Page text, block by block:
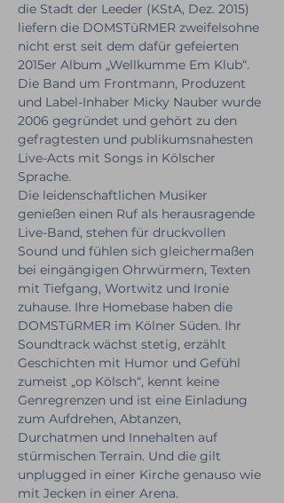
die Stadt der Leeder (KStA, Dez. 2015)
liefern die DOMSTüRMER zweifelsohne
nicht erst seit dem dafür gefeierten
2015er Album „Wellkumme Em Klub“.
Die Band um Frontmann, Produzent
und Label-Inhaber Micky Nauber wurde
2006 gegründet und gehört zu den
gefragtesten und publikumsnahesten
Live-Acts mit Songs in Kölscher
Sprache.
Die leidenschaftlichen Musiker
genießen einen Ruf als herausragende
Live-Band, stehen für druckvollen
Sound und fühlen sich gleichermaßen
bei eingängigen Ohrwürmern, Texten
mit Tiefgang, Wortwitz und Ironie
zuhause. Ihre Homebase haben die
DOMSTüRMER im Kölner Süden. Ihr
Soundtrack wächst stetig, erzählt
Geschichten mit Humor und Gefühl
zumeist „op Kölsch“, kennt keine
Genregrenzen und ist eine Einladung
zum Aufdrehen, Abtanzen,
Durchatmen und Innehalten auf
stürmischen Terrain. Und die gilt
unplugged in einer Kirche genauso wie
mit Jecken in einer Arena.